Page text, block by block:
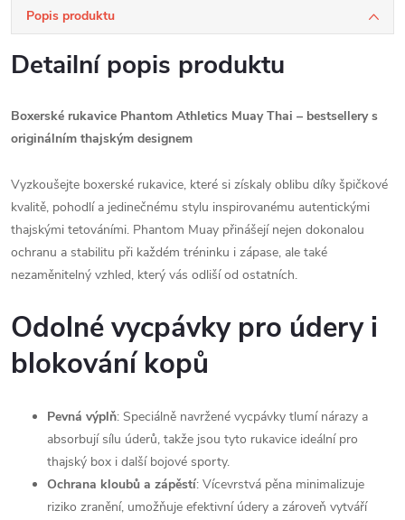
Popis produktu
Detailní popis produktu
Boxerské rukavice Phantom Athletics Muay Thai – bestsellery s
originálním thajským designem
Vyzkoušejte boxerské rukavice, které si získaly oblibu díky špičkové
kvalitě, pohodlí a jedinečnému stylu inspirovanému autentickými
thajskými tetováními. Phantom Muay přinášejí nejen dokonalou
ochranu a stabilitu při každém tréninku i zápase, ale také
nezaměnitelný vzhled, který vás odliší od ostatních.
Odolné vycpávky pro údery i
blokování kopů
Pevná výplň: Speciálně navržené vycpávky tlumí nárazy a
absorbují sílu úderů, takže jsou tyto rukavice ideální pro
thajský box i další bojové sporty.
Ochrana kloubů a zápěstí: Vícevrstvá pěna minimalizuje
riziko zranění, umožňuje efektivní údery a zároveň vytváří